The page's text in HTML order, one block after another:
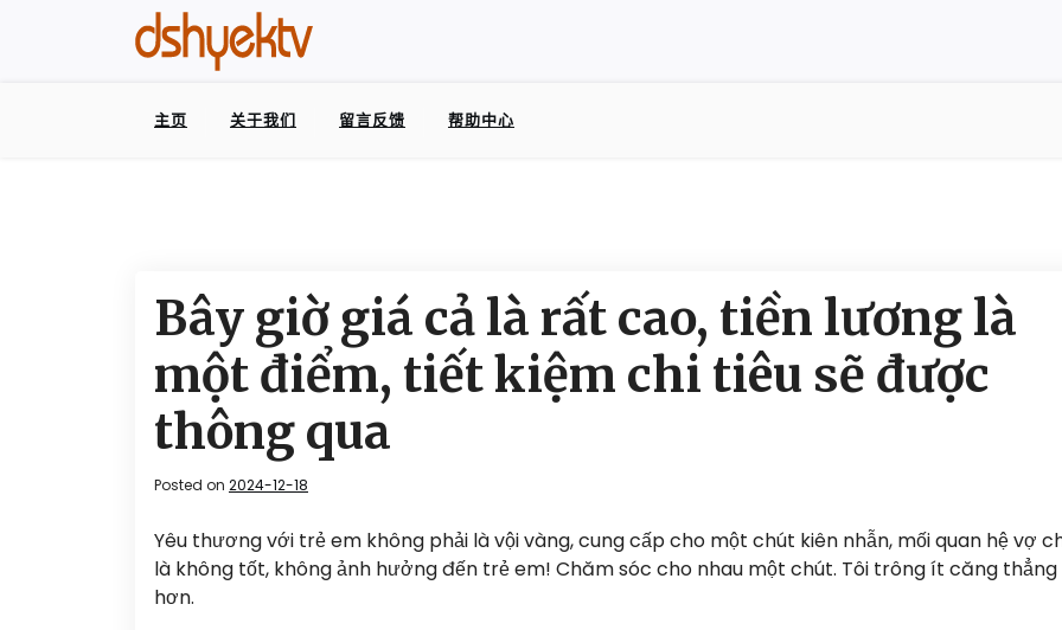
主页 关于我们 留言反馈 帮助中心
Bây giờ giá cả là rất cao, tiền lương là
một điểm, tiết kiệm chi tiêu sẽ được
thông qua
Posted on 2024-12-18
Yêu thương với trẻ em không phải là vội vàng, cung cấp cho một chút kiên nhẫn, mối quan hệ vợ
là không tốt, không ảnh hưởng đến trẻ em! Chăm sóc cho nhau một chút. Tôi trông ít căng thẳng
hơn.